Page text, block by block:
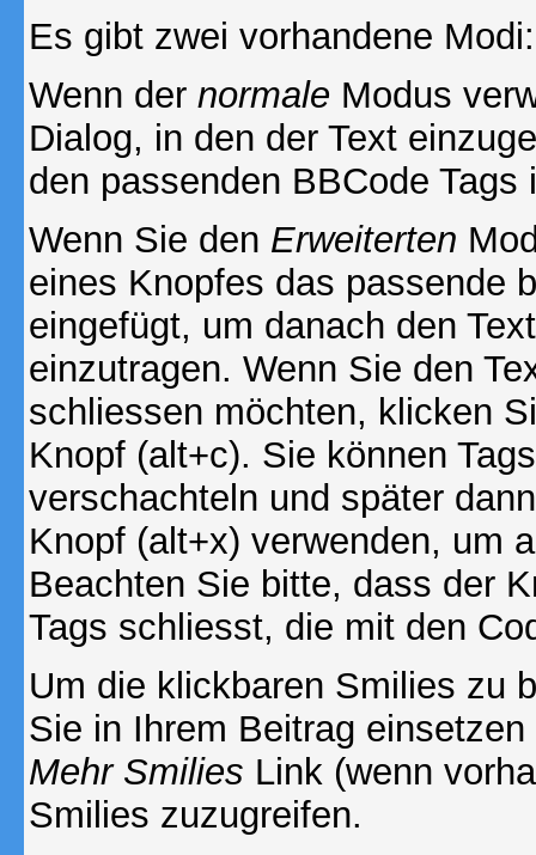
Es gibt zwei vorhandene
Wenn der normale Modus
Dialog, in den der Text
den passenden BBCode
Wenn Sie den Erweiterten
eines Knopfes das passende
eingefügt, um danach den
einzutragen. Wenn Sie den
schliessen möchten, klicken
Knopf (alt+c). Sie können
verschachteln und später
Knopf (alt+x) verwenden, um
Beachten Sie bitte, dass der
Tags schliesst, die mit den
Um die klickbaren Smilies zu
Sie in Ihrem Beitrag
Mehr Smilies Link (wenn
Smilies zuzugreifen.